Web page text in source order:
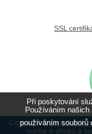
SSL
Copyright ©
tvorba e-shopu a
Při poskytování
Používáním našich
používáním